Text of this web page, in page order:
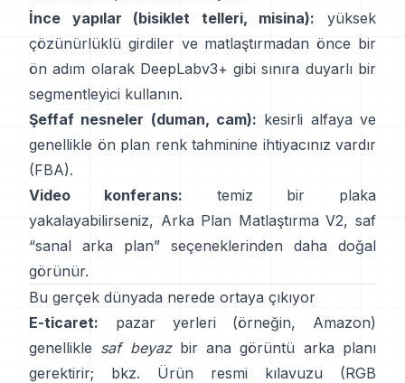
İnce yapılar (bisiklet telleri, misina): yüksek
çözünürlüklü girdiler ve matlaştırmadan önce bir
ön adım olarak DeepLabv3+ gibi sınıra duyarlı bir
segmentleyici kullanın.
Şeffaf nesneler (duman, cam): kesirli alfaya ve
genellikle ön plan renk tahminine ihtiyacınız vardır
(FBA).
Video konferans: temiz bir plaka
yakalayabilirseniz, Arka Plan Matlaştırma V2, saf
“sanal arka plan” seçeneklerinden daha doğal
görünür.
Bu gerçek dünyada nerede ortaya çıkıyor
E-ticaret: pazar yerleri (örneğin, Amazon)
genellikle saf beyazbir ana görüntü arka planı
gerektirir; bkz.
Ürün resmi kılavuzu
(RGB